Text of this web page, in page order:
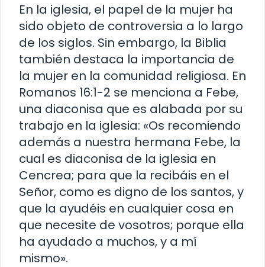
En la iglesia, el papel de la mujer ha
sido objeto de controversia a lo largo
de los siglos. Sin embargo, la Biblia
también destaca la importancia de
la mujer en la comunidad religiosa. En
Romanos 16:1-2 se menciona a Febe,
una diaconisa que es alabada por su
trabajo en la iglesia: «Os recomiendo
además a nuestra hermana Febe, la
cual es diaconisa de la iglesia en
Cencrea; para que la recibáis en el
Señor, como es digno de los santos, y
que la ayudéis en cualquier cosa en
que necesite de vosotros; porque ella
ha ayudado a muchos, y a mí
mismo».